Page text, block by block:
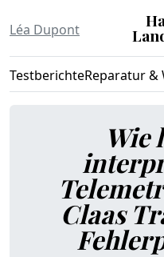
Léa Dupont
TestberichteReparatur &
Wie
Claas